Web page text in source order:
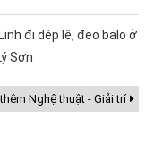
đi dép lê, đeo balo ở
Sơn
Nghệ thuật - Giải trí